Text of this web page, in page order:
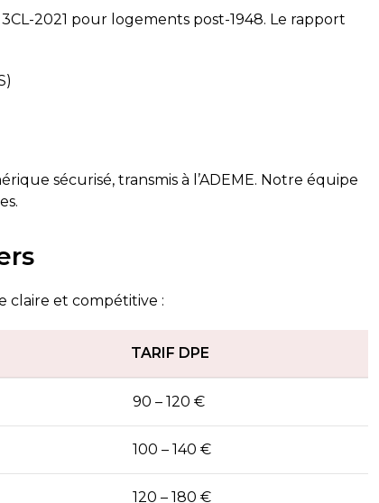
2021 pour logements post-1948. Le rapport
sécurisé, transmis à l’ADEME. Notre équipe
claire et compétitive :
TARIF DPE
90 – 120 €
100 – 140 €
120 – 180 €